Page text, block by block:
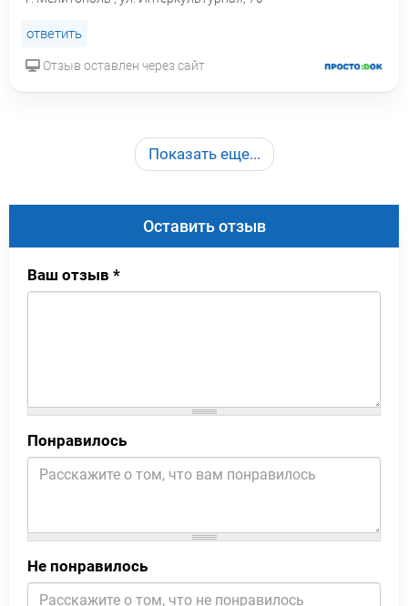
ответить
Отзыв оставлен через сайт
Показать еще...
Оставить отзыв
Ваш отзыв *
Понравилось
Не понравилось